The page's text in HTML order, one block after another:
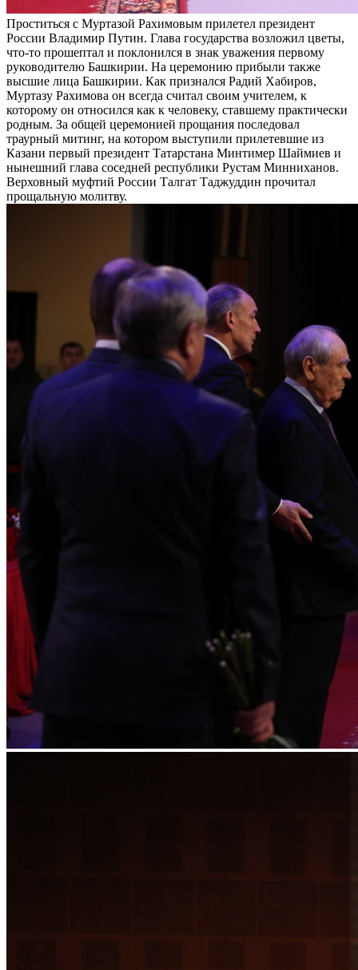
Проститься с Муртазой Рахимовым прилетел президент
России Владимир Путин. Глава государства возложил цветы,
что-то прошептал и поклонился в знак уважения первому
руководителю Башкирии. На церемонию прибыли также
высшие лица Башкирии. Как признался Радий Хабиров,
Муртазу Рахимова он всегда считал своим учителем, к
которому он относился как к человеку, ставшему практически
родным. За общей церемонией прощания последовал
траурный митинг, на котором выступили прилетевшие из
Казани первый президент Татарстана Минтимер Шаймиев и
нынешний глава соседней республики Рустам Минниханов.
Верховный муфтий России Талгат Таджуддин прочитал
прощальную молитву.